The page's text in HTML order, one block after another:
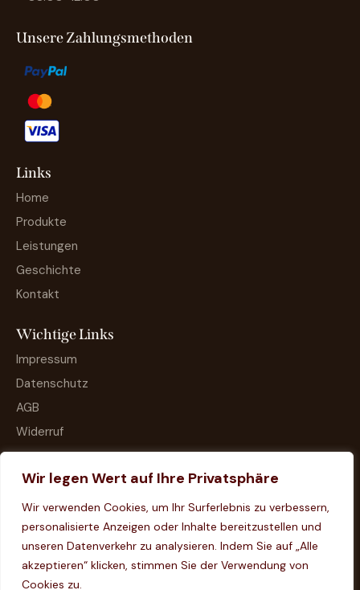
Wir legen Wert auf Ihre Privatsphäre
Wir verwenden Cookies, um Ihr Surferlebnis zu verbessern,
personalisierte Anzeigen oder Inhalte bereitzustellen und
unseren Datenverkehr zu analysieren. Indem Sie auf „Alle
akzeptieren“ klicken, stimmen Sie der Verwendung von
Cookies zu.
Unsere Zahlungsmethoden
Links
Home
Produkte
Leistungen
Geschichte
Kontakt
Wichtige Links
Impressum
Datenschutz
AGB
Widerruf